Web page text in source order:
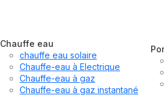
Chauffe eau
chauffe eau solaire
Chauffe-eau à Electrique
Chauffe-eau à gaz
Chauffe-eau à gaz instantané